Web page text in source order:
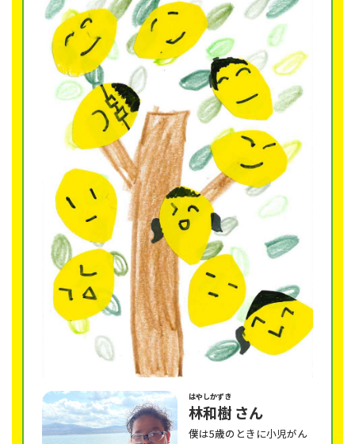
林和樹
はやしかずき
さん
僕は5歳のときに小児がん